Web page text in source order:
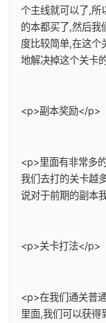
个主线就可以了,所
的本都买了,然后我
度比较简单,在这个
地解决掉这个关卡
<p>副本奖励</p>
<p>里面有非常多
我们去打的关卡越
说对于前期的副本
<p>关卡打法</p>
<p>在我们通关普
里面,我们可以获得